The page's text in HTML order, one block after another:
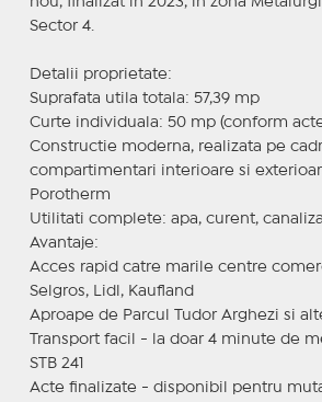
Sector 4.
Detalii proprietate:
Suprafata utila totala: 57,39 mp
Curte individuala: 50 mp (conform
Constructie moderna, realizata pe
compartimentari interioare si
Porotherm
Utilitati complete: apa, curent,
Avantaje:
Acces rapid catre marile centre
Selgros, Lidl, Kaufland
Aproape de Parcul Tudor Arghezi si
Transport facil - la doar 4 minute de
STB 241
Acte finalizate - disponibil pentru